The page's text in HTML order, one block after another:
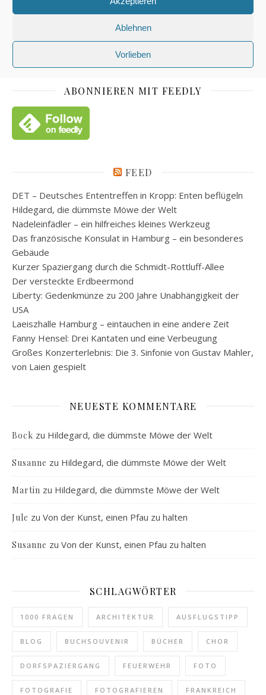
Ablehnen
Vorlieben
ABONNIEREN MIT FEEDLY
FEED
DET – Deutsches Ententreffen in Kropp: Enten beflügeln
Hildegard, die dümmste Möwe der Welt
Nadeleinfädler – ein hilfreiches kleines Werkzeug
Das französische Konsulat in Hamburg – ein besonderes
Gebäude
Kurzer Spaziergang durch die Schmidt-Rottluff-Allee
Der versteckte Erdbeermond
Liberty: Gedenkmünze zu 200 Jahre Unabhängigkeit der
USA
Laeiszhalle Hamburg – eintauchen in eine andere Zeit
Fanny Hensel: Drei Kantaten und eine Verbeugung
Großes Konzerterlebnis: Die 3. Sinfonie von Gustav Mahler,
von Laien gespielt
NEUESTE KOMMENTARE
Bock zu Hildegard, die dümmste Möwe der Welt
Susanne zu Hildegard, die dümmste Möwe der Welt
Martin zu Hildegard, die dümmste Möwe der Welt
Jule zu Von der Kunst, einen Pfau zu halten
Susanne zu Von der Kunst, einen Pfau zu halten
SCHLAGWÖRTER
1000 FRAGEN ARCHITEKTUR AUSFLUGSTIPP
BLOG BUCHSOUVENIR BÜCHER CHOR
DORFSPAZIERGANG FEUERWEHR FOTO
FOTOGRAFIE FOTOGRAFIEREN FRANKREICH